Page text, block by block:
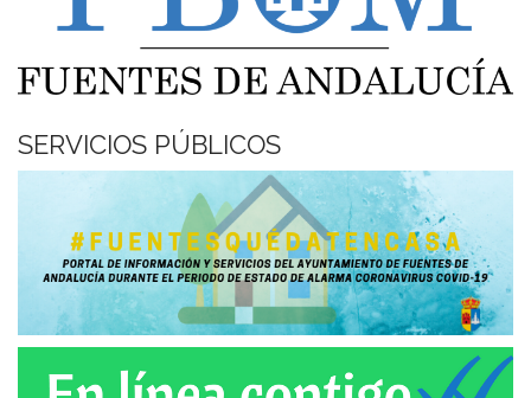
SERVICIOS PÚBLICOS